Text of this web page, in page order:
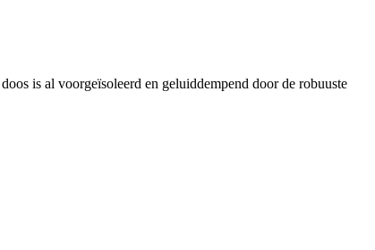
is al voorgeïsoleerd en geluiddempend door de robuuste